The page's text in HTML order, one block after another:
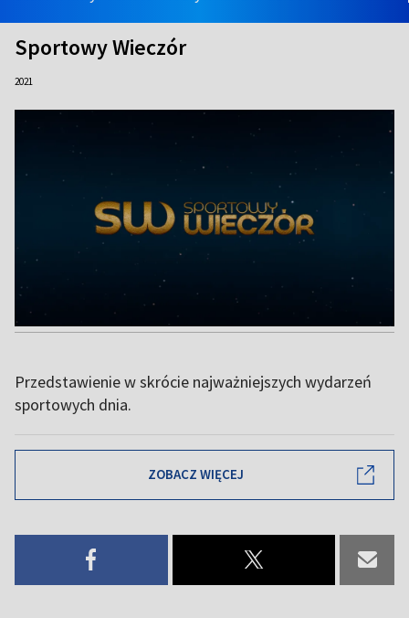
Sportowy Wieczór
2021
Przedstawienie w skrócie najważniejszych wydarzeń
sportowych dnia.
ZOBACZ WIĘCEJ